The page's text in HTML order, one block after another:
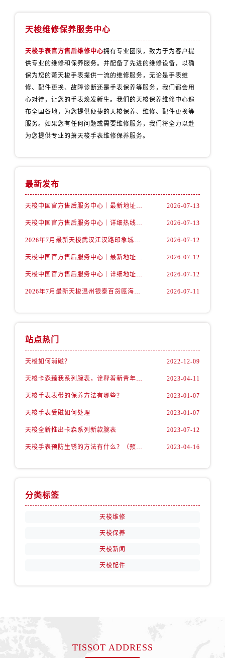
内蒙古自治区兴安盟市乌兰浩特市兴安大街售后服务中心（需提前预约）
山西省太原市迎泽区迎泽街道解放路15号亨得利名表维修授权店3楼售后服务中心（需提前预约）
安徽省六安市金安区解放中路售后服务中心（需提前预约）
天梭维修保养服务中心
天梭手表官方售后维修中心拥有专业团队，致力于为客户提
供专业的维修和保养服务。并配备了先进的维修设备，以确
保为您的萧天梭手表提供一流的维修服务，无论是手表维
修、配件更换、故障诊断还是手表保养等服务，我们都会用
心对待，让您的手表焕发新生。我们的天梭保养维修中心遍
布全国各地，为您提供便捷的天梭保养、维修、配件更换等
服务。如果您有任何问题或需要维修服务，我们将全力以赴
为您提供专业的萧天梭手表维修保养服务。
最新发布
天梭中国官方售后服务中心｜最新地址与24小时服务电话权威信息通告（2026年7月最新） 2026-07-13
天梭中国官方售后服务中心｜详细热线电话及全部网点地址权威信息通知（2026年7月最新） 2026-07-13
2026年7月最新天梭武汉江汉路印象城维修保养服务电话 2026-07-12
天梭中国官方售后服务中心｜最新地址及官方客服热线权威信息通告（2026年7月最新） 2026-07-12
天梭中国官方售后服务中心｜详细地址与售后热线权威信息通知（2026年7月最新） 2026-07-12
2026年7月最新天梭温州银泰百货瓯海店维修保养服务电话 2026-07-11
站点热门
天梭如何消磁？ 2022-12-09
天梭卡森臻我系列腕表，诠释着新青年的生活态度 2023-04-11
天梭手表表带的保养方法有哪些？ 2023-01-07
天梭手表受磁如何处理 2023-01-07
天梭全新推出卡森系列新款腕表 2023-07-12
天梭手表预防生锈的方法有什么？（预防方法） 2023-04-16
分类标签
天梭维修
天梭保养
天梭新闻
天梭配件
TISSOT ADDRESS